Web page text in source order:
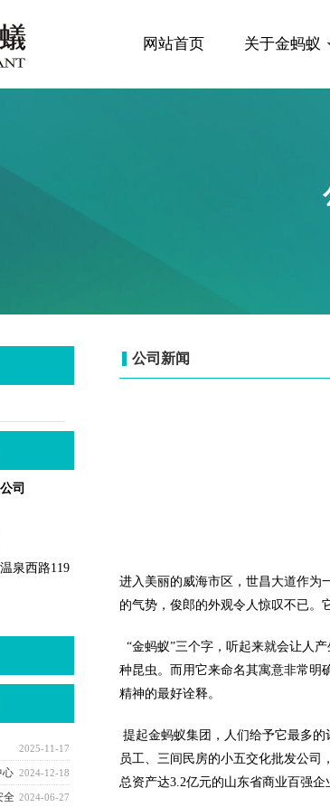
网站首页 关于金蚂蚁
公司新闻
进入美丽的威海市区，世昌大道作为
的气势，俊郎的外观令人惊叹不已。
“金蚂蚁”三个字，听起来就会让人
种昆虫。而用它来命名其寓意非常
精神的最好诠释。
提起金蚂蚁集团，人们给予它最多
员工、三间民房的小五交化批发公司
总资产达3.2亿元的山东省商业百强
司
泉西路119
2025-11-17
2024-12-18
心
2024-06-27
全